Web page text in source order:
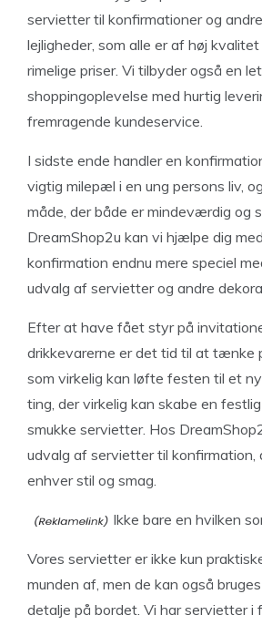
servietter til konfirmationer og
lejligheder, som alle er af høj
rimelige priser. Vi tilbyder også en
shoppingoplevelse med hurtig
fremragende kundeservice.
I sidste ende handler en
vigtig milepæl i en ung persons liv,
måde, der både er mindeværdig og
DreamShop2u kan vi hjælpe dig
konfirmation endnu mere speciel
udvalg af servietter og andre
Efter at have fået styr på
drikkevarerne er det tid til at tænke
som virkelig kan løfte festen til et
ting, der virkelig kan skabe en
smukke servietter. Hos
udvalg af servietter til konfirmation,
enhver stil og smag.
Ikke bare en hvilken
Vores servietter er ikke kun
munden af, men de kan også
detalje på bordet. Vi har servietter i